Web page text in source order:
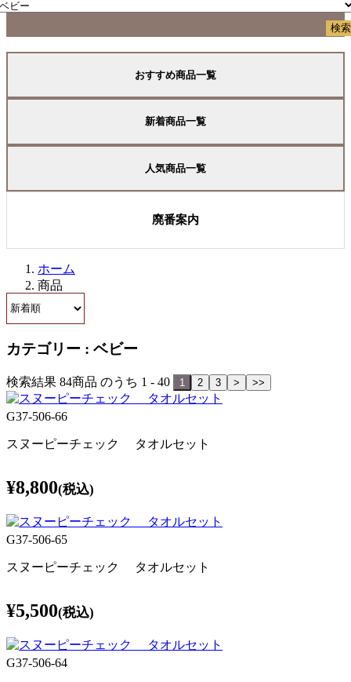
おすすめ商品一覧
新着商品一覧
人気商品一覧
廃番案内
ホーム
商品
カテゴリー : ベビー
検索結果 84商品 のうち 1 - 40 1 2 3 > >>
G37-506-66
スヌーピーチェック タオルセット
¥8,800(税込)
G37-506-65
スヌーピーチェック タオルセット
¥5,500(税込)
G37-506-64